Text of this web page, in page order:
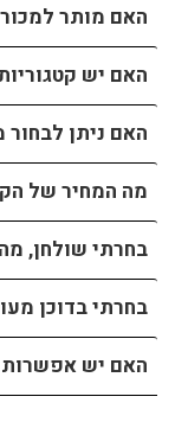
האם מותר
האם יש
האם ניתן
מה המחיר של
בחרתי שולחן,
בחרתי בדוכן
האם יש אפשרות